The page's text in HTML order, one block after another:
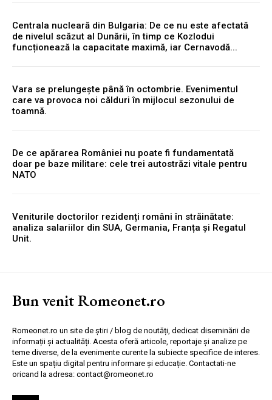
Centrala nucleară din Bulgaria: De ce nu este afectată
de nivelul scăzut al Dunării, în timp ce Kozlodui
funcționează la capacitate maximă, iar Cernavodă...
Vara se prelungește până în octombrie. Evenimentul
care va provoca noi călduri în mijlocul sezonului de
toamnă.
De ce apărarea României nu poate fi fundamentată
doar pe baze militare: cele trei autostrăzi vitale pentru
NATO
Veniturile doctorilor rezidenți români în străinătate:
analiza salariilor din SUA, Germania, Franța și Regatul
Unit.
Bun venit Romeonet.ro
Romeonet.ro un site de știri / blog de noutăți, dedicat diseminării de
informații și actualități. Acesta oferă articole, reportaje și analize pe
teme diverse, de la evenimente curente la subiecte specifice de interes.
Este un spațiu digital pentru informare și educație. Contactati-ne
oricand la adresa: contact@romeonet.ro